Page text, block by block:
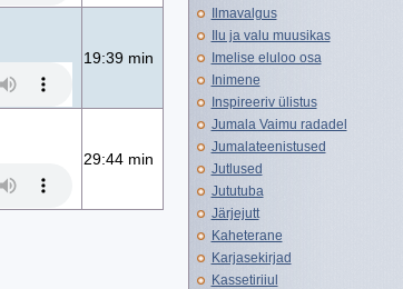
19:39 min
29:44 min
Ilmavalgus
Ilu ja valu muusikas
Imelise eluloo osa
Inimene
Inspireeriv ülistus
Jumala Vaimu radadel
Jumalateenistused
Jutlused
Jututuba
Järjejutt
Kaheterane
Karjasekirjad
Kassetiriiul